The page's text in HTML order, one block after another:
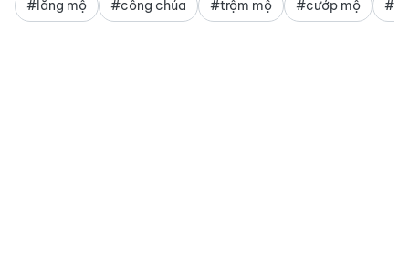
#lăng mộ #công chúa #trộm mộ #cướp mộ